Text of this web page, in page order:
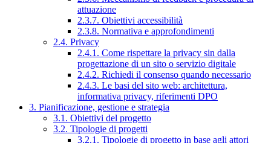
attuazione
2.3.7. Obiettivi accessibilità
2.3.8. Normativa e approfondimenti
2.4. Privacy
2.4.1. Come rispettare la privacy sin dalla
progettazione di un sito o servizio digitale
2.4.2. Richiedi il consenso quando necessario
2.4.3. Le basi del sito web: architettura,
informativa privacy, riferimenti DPO
3. Pianificazione, gestione e strategia
3.1. Obiettivi del progetto
3.2. Tipologie di progetti
3.2.1. Tipologie di progetto in base agli attori